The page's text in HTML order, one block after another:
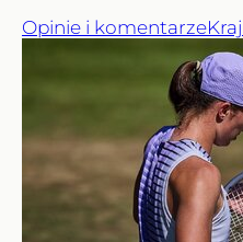
Opinie i komentarzeKraj